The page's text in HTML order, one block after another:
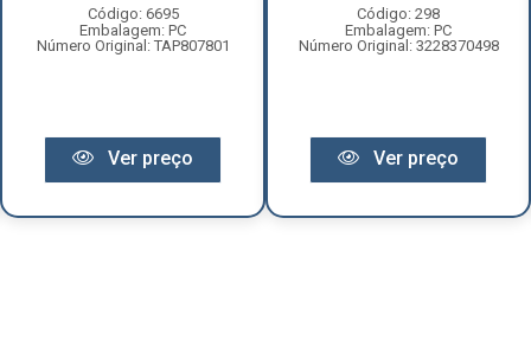
Código: 6695
Embalagem: PC
Número Original: TAP807801
Ver preço
Código: 298
Embalagem: PC
Número Original: 3228370498
Ver preço